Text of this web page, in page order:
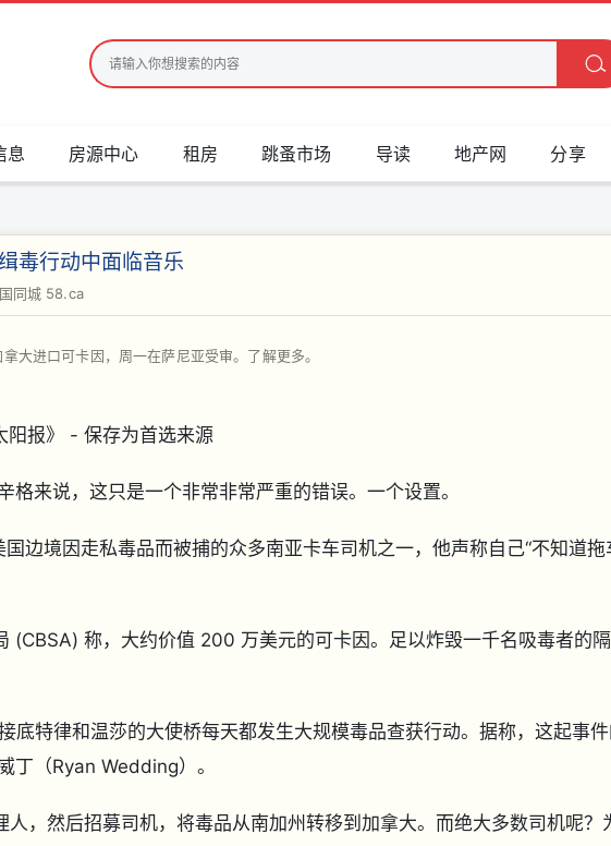
息 房源中心 租房 跳蚤市场 导读 地产网 分享
毒行动中面临音乐
同城 58.ca
大进口可卡因，周一在萨尼亚受审。了解更多。
阳报》 - 保存为首选来源
格来说，这只是一个非常非常严重的错误。一个设置。
边境因走私毒品而被捕的众多南亚卡车司机之一，他声称自己“不知道拖
(CBSA) 称，大约价值 200 万美元的可卡因。足以炸毁一千名吸毒者的隔
底特律和温莎的大使桥每天都发生大规模毒品查获行动。据称，这起事
丁（Ryan Wedding）。
，然后招募司机，将毒品从南加州转移到加拿大。而绝大多数司机呢？